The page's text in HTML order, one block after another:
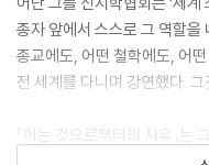
종자 앞에서 스스로 그 역할을
종교에도, 어떤 철학에도, 어
전 세계를 다니며 강연했다.
『아는 것으로부터의 자유』